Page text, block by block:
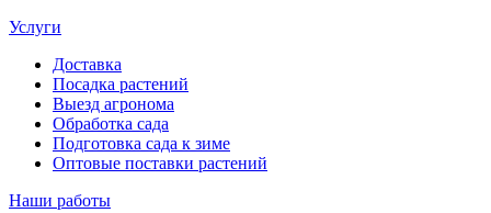
Услуги
Доставка
Посадка растений
Выезд агронома
Обработка сада
Подготовка сада к зиме
Оптовые поставки растений
Наши работы